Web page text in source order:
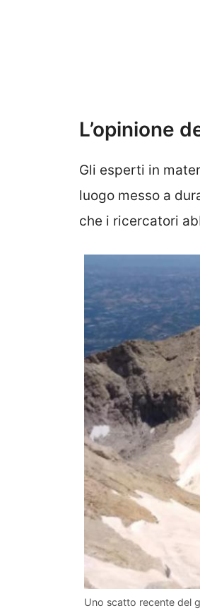
L’opinione
Gli esperti in
luogo messo a
che i ricercatori
Uno scatto recente del